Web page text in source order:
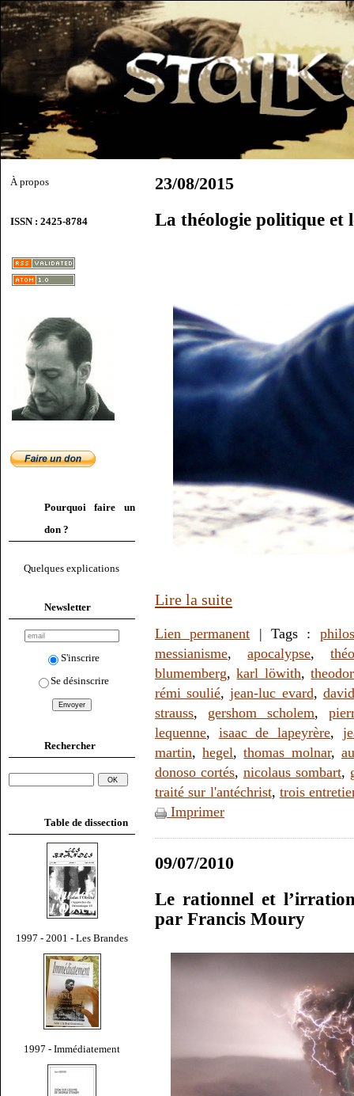
À propos
ISSN : 2425-8784
Pourquoi faire un
don ?
Quelques explications
Newsletter
S'inscrire
Se désinscrire
Rechercher
Table de dissection
1997 - 2001 - Les Brandes
1997 - Immédiatement
23/08/2015
La théologie politique et
Lire la suite
Lien permanent | Tags :
messianisme,apocalypse,
blumemberg,karl löwith,
rémi soulié,jean-luc evard,
strauss, gershom scholem,
lequenne, isaac de lapeyrère,
martin,hegel,thomas molnar,
donoso cortés, nicolaus sombart,
traité sur l'antéchrist, trois
Imprimer
09/07/2010
Le rationnel et
par Francis Moury